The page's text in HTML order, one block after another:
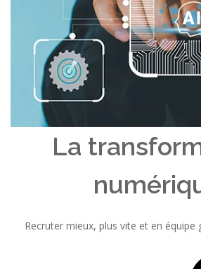
La
Recruter mieux, plus vite et en équipe